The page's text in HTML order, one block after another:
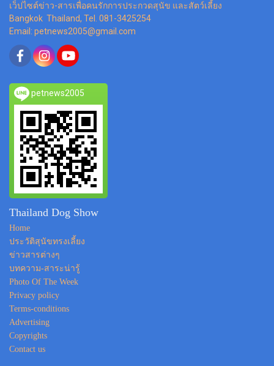
เว็ปไซต์ข่าว-สารเพื่อคนรักการประกวดสุนัข และสัตว์เลี้ยง
Bangkok Thailand, Tel. 081-3425254
Email: petnews2005@gmail.com
petnews2005
Thailand Dog Show
Home
ประวัติสุนัขทรงเลี้ยง
ข่าวสารต่างๆ
บทความ-สาระน่ารู้
Photo Of The Week
Privacy policy
Terms-conditions
Advertising
Copyrights
Contact us